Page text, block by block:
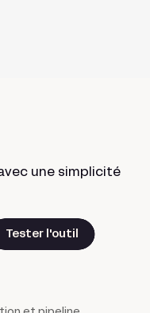
une simplicité
Tester l'outil